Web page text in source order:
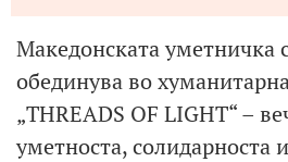
Македонската уметничка
обединува во
„THREADS OF LIGHT“ –
уметноста, солидарноста